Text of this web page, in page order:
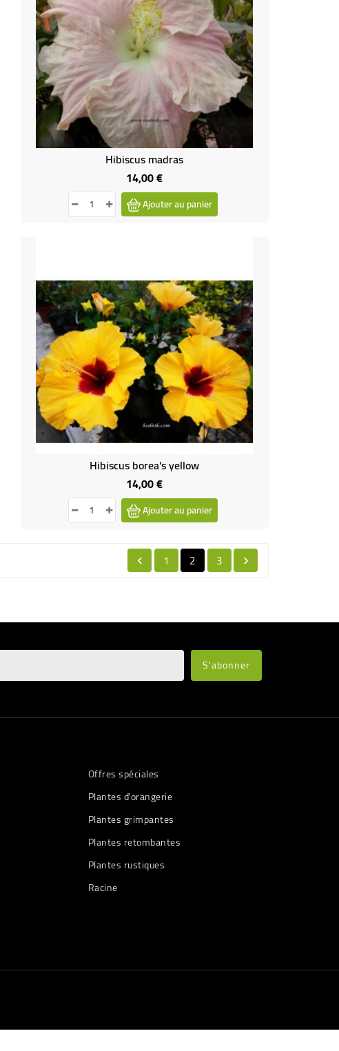
Hibiscus madras
14,00 €Prix
Ajouter au panier
Hibiscus borea's yellow
14,00 €Prix
Ajouter au panier
 1 2 3 
Offres spéciales
Plantes d'orangerie
Plantes grimpantes
Plantes retombantes
Plantes rustiques
Racine